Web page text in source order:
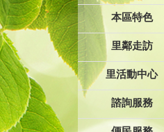
本區特色
里鄰走訪
里活動中心
諮詢服務